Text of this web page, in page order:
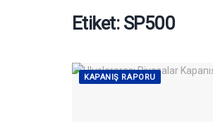
Etiket: SP500
KAPANIŞ RAPORU